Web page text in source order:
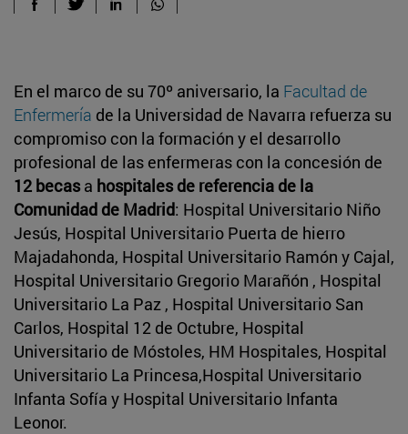
En el marco de su 70º aniversario, la Facultad de
Enfermería de la Universidad de Navarra refuerza su
compromiso con la formación y el desarrollo
profesional de las enfermeras con la concesión de
12 becasa hospitales de referencia de la
Comunidad de Madrid: Hospital Universitario Niño
Jesús, Hospital Universitario Puerta de hierro
Majadahonda, Hospital Universitario Ramón y Cajal,
Hospital Universitario Gregorio Marañón , Hospital
Universitario La Paz , Hospital Universitario San
Carlos, Hospital 12 de Octubre, Hospital
Universitario de Móstoles, HM Hospitales, Hospital
Universitario La Princesa,Hospital Universitario
Infanta Sofía y Hospital Universitario Infanta
Leonor.